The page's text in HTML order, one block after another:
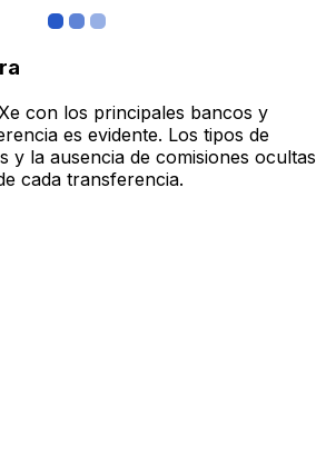
con los principales bancos y
es evidente. Los tipos de
y la ausencia de comisiones ocultas
cada transferencia.